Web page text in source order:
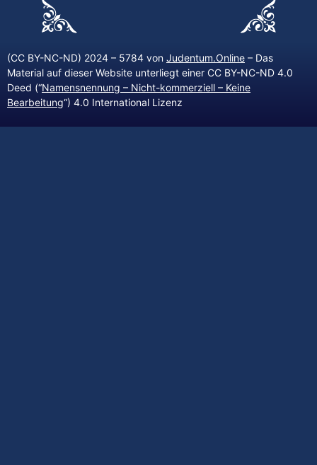
(CC BY-NC-ND) 2024 – 5784 von Judentum.Online – Das
Material auf dieser Website unterliegt einer CC BY-NC-ND 4.0
Deed (“Namensnennung – Nicht-kommerziell – Keine
Bearbeitung“) 4.0 International Lizenz